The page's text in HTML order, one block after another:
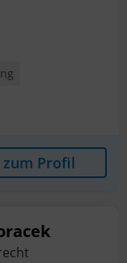
zum Profil